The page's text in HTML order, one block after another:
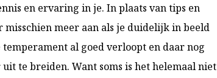
en ervaring in je. In plaats van tips en
misschien meer aan als je duidelijk in beeld
al goed verloopt en daar nog
te breiden. Want soms is het helemaal niet